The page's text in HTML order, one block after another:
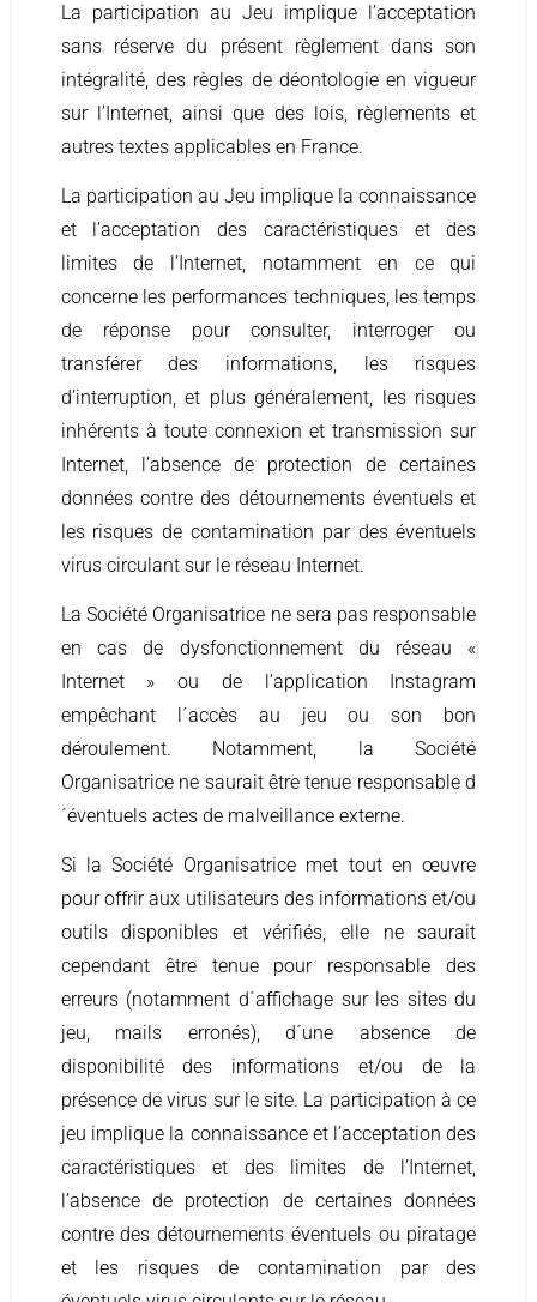
La participation au Jeu implique l’acceptation
sans réserve du présent règlement dans son
intégralité, des règles de déontologie en vigueur
sur l’Internet, ainsi que des lois, règlements et
autres textes applicables en France.
La participation au Jeu implique la connaissance
et l’acceptation des caractéristiques et des
limites de l’Internet, notamment en ce qui
concerne les performances techniques, les temps
de réponse pour consulter, interroger ou
transférer des informations, les risques
d’interruption, et plus généralement, les risques
inhérents à toute connexion et transmission sur
Internet, l’absence de protection de certaines
données contre des détournements éventuels et
les risques de contamination par des éventuels
virus circulant sur le réseau Internet.
La Société Organisatrice ne sera pas responsable
en cas de dysfonctionnement du réseau «
Internet » ou de l’application Instagram
empêchant l´accès au jeu ou son bon
déroulement. Notamment, la Société
Organisatrice ne saurait être tenue responsable d
´éventuels actes de malveillance externe.
Si la Société Organisatrice met tout en œuvre
pour offrir aux utilisateurs des informations et/ou
outils disponibles et vérifiés, elle ne saurait
cependant être tenue pour responsable des
erreurs (notamment d´affichage sur les sites du
jeu, mails erronés), d´une absence de
disponibilité des informations et/ou de la
présence de virus sur le site. La participation à ce
jeu implique la connaissance et l’acceptation des
caractéristiques et des limites de l’Internet,
l’absence de protection de certaines données
contre des détournements éventuels ou piratage
et les risques de contamination par des